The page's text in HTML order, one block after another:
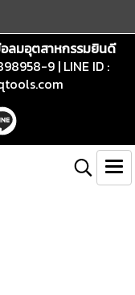
ลมอุตสาหกรรมยินดี
9 | LINE ID :